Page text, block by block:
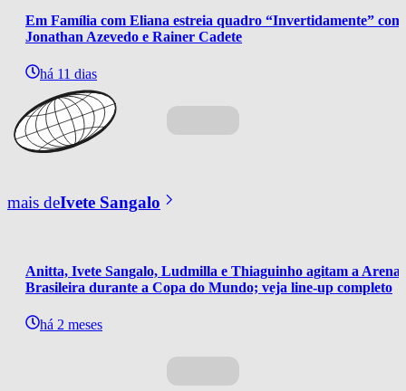
Em Família com Eliana estreia quadro “Invertidamente” com
Jonathan Azevedo e Rainer Cadete
há 11 dias
mais deIvete Sangalo
Anitta, Ivete Sangalo, Ludmilla e Thiaguinho agitam a Arena
Brasileira durante a Copa do Mundo; veja line-up completo
há 2 meses